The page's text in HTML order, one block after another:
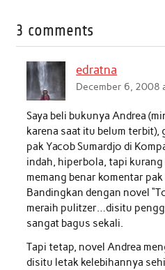
e
o
o
k
t
t
A
p
n
3 comments
edratna
December 6, 2008
Saya beli bukunya Andrea
karena saat itu belum terbit),
pak Yacob Sumardjo di
indah, hiperbola, tapi
memang benar komentar
Bandingkan dengan novel
meraih pulitzer…disitu
sangat bagus sekali.
Tapi tetap, novel Andrea
disitu letak kelebihannya